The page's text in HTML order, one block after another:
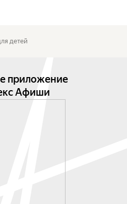
детей
приложение
Афиши